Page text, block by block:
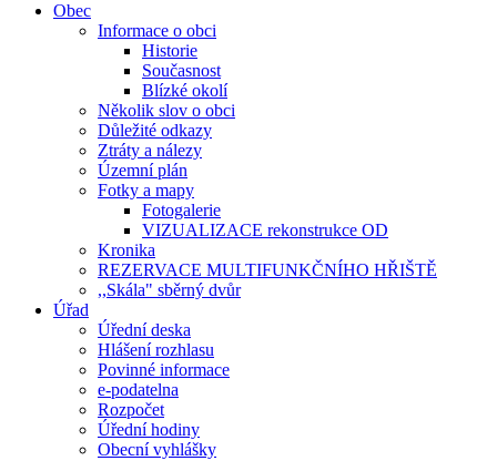
Obec
Informace o obci
Historie
Současnost
Blízké okolí
Několik slov o obci
Důležité odkazy
Ztráty a nálezy
Územní plán
Fotky a mapy
Fotogalerie
VIZUALIZACE rekonstrukce OD
Kronika
REZERVACE MULTIFUNKČNÍHO HŘIŠTĚ
,,Skála" sběrný dvůr
Úřad
Úřední deska
Hlášení rozhlasu
Povinné informace
e-podatelna
Rozpočet
Úřední hodiny
Obecní vyhlášky